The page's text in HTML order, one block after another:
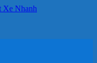
Nhanh